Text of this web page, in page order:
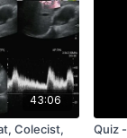
43:06
Colecist,
Quiz